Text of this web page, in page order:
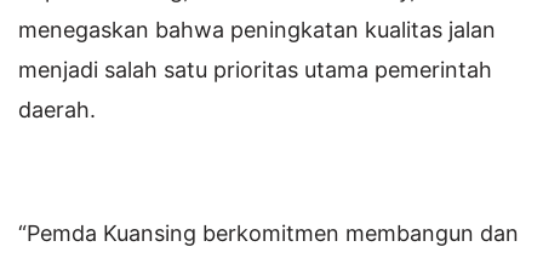
menegaskan bahwa peningkatan kualitas jalan
menjadi salah satu prioritas utama pemerintah
daerah.
“Pemda Kuansing berkomitmen membangun dan